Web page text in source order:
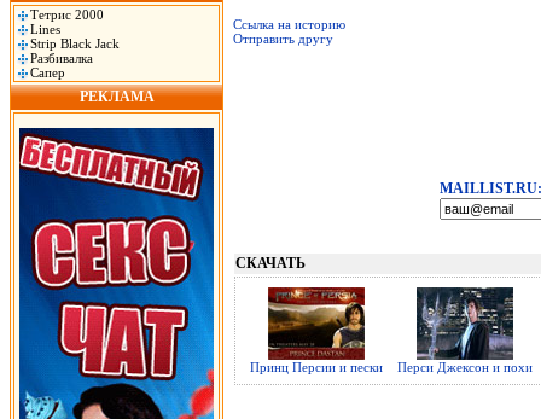
Тетрис 2000
Lines
Strip Black Jack
Разбивалка
Сапер
РЕКЛАМА
Ссылка на историю
Отправить другу
MAILLIST.RU:
СКАЧАТЬ
Принц Персии и пески Перси Джексон и похи